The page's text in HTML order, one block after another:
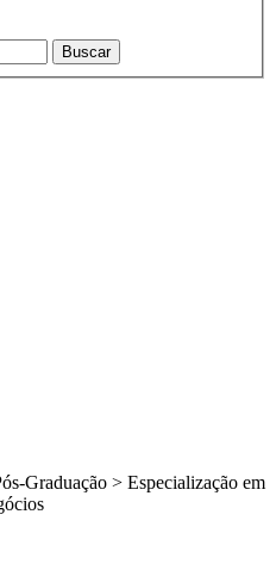
Buscar
Graduação > Especialização em